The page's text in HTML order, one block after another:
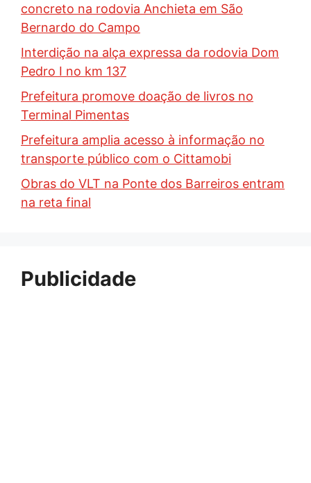
concreto na rodovia Anchieta em São
Bernardo do Campo
Interdição na alça expressa da rodovia Dom
Pedro I no km 137
Prefeitura promove doação de livros no
Terminal Pimentas
Prefeitura amplia acesso à informação no
transporte público com o Cittamobi
Obras do VLT na Ponte dos Barreiros entram
na reta final
Publicidade